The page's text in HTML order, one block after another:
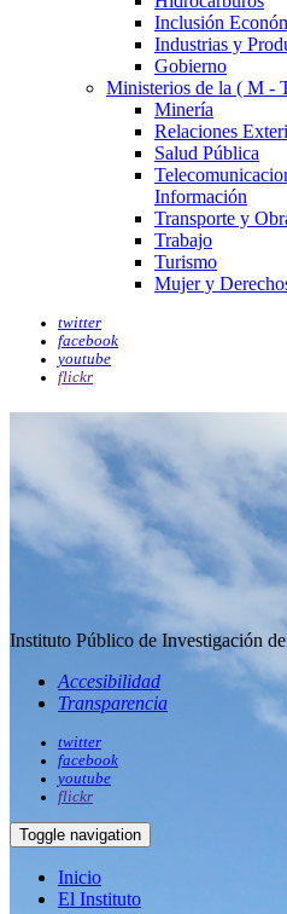
Inclusión
Industrias y
Gobierno
Ministerios de la ( M -
Minería
Relaciones
Salud Pública
Información
Transporte y
Trabajo
Turismo
Mujer y
twitter
facebook
youtube
flickr
Instituto Público de Investigación
Accesibilidad
Transparencia
twitter
facebook
youtube
flickr
Toggle navigation
Inicio
El Instituto